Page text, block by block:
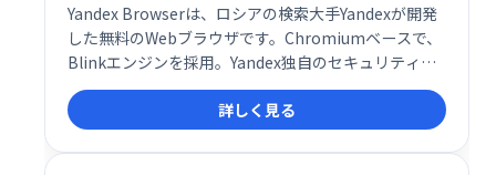
Yandex Browserは、ロシアの検索大手Yandexが開発
した無料のWebブラウザです。Chromiumベースで、
Blinkエンジンを採用。Yandex独自のセキュリティシ
ステムとKasperskyアンチウイルスによるファイルチ
ェックで、安全なブラウジングを実現します。高速で
快適なインターネット体験を提供します。
詳しく見る